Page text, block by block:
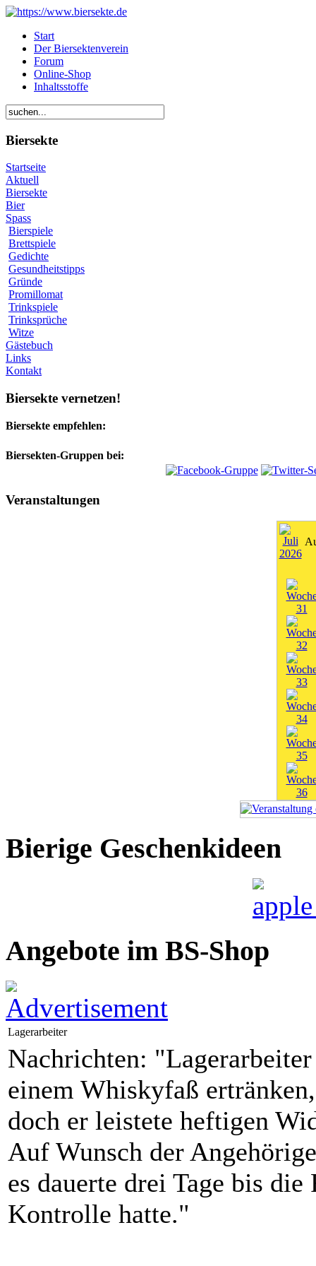
Start
Der Biersektenverein
Forum
Online-Shop
Inhaltsstoffe
Biersekte
Startseite
Aktuell
Biersekte
Bier
Spass
Bierspiele
Brettspiele
Gedichte
Gesundheitstipps
Gründe
Promillomat
Trinkspiele
Trinksprüche
Witze
Gästebuch
Links
Kontakt
Biersekte vernetzen!
Biersekte empfehlen:
Biersekten-Gruppen bei:
Veranstaltungen
Bierige Geschenkideen
Angebote im BS-Shop
Lagerarbeiter
Nachrichten:
einem Whiskyfaß
doch er leistete heftigen
Auf Wunsch der
es dauerte drei Tage bis
Kontrolle hatte."